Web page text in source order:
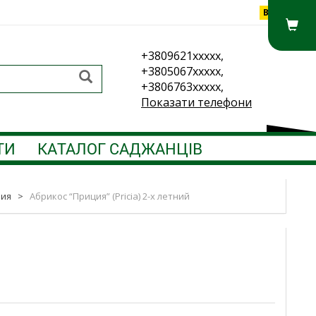
Вхід
+3809621xxxxx,
+3805067xxxxx,
+3806763xxxxx,
Показати телефони
КАТАЛОГ САДЖАНЦІВ
> Абрикос “Приция” (Pricia) 2-х летний